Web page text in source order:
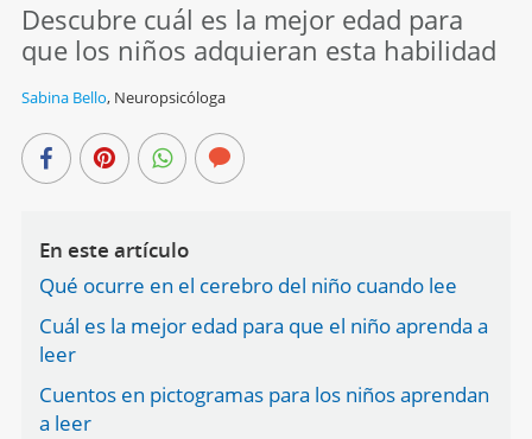
Descubre cuál es la mejor edad para
que los niños adquieran esta habilidad
Sabina Bello, Neuropsicóloga
En este artículo
Qué ocurre en el cerebro del niño cuando lee
Cuál es la mejor edad para que el niño aprenda a
leer
Cuentos en pictogramas para los niños aprendan
a leer